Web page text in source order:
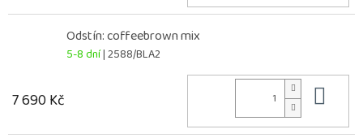
Odstín: coffeebrown mix
5-8 dní| 2588/BLA2
7 690 Kč